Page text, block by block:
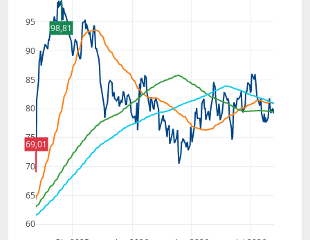
60
65
70
75
80
85
90
95
98,81
69,01